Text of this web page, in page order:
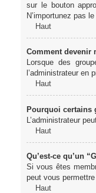
sur le bouton
N’importunez pas
Haut
Comment devenir
Lorsque des
l’administrateur en
Haut
Pourquoi certains
L’administrateur
Haut
Qu’est-ce qu’un
Si vous êtes
peut vous
Haut